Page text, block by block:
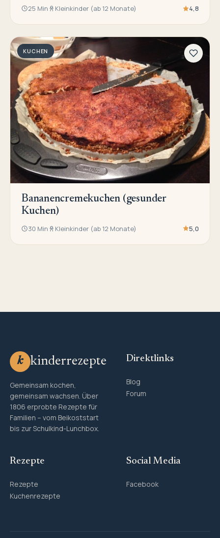
25 Min Kleinkinder (ab 12 Monate) 4,8
KUCHEN
Bananencremekuchen (gesunder
Kuchen)
30 Min Kleinkinder (ab 12 Monate) 5,0
k kinderrezepte
Gemeinsam kochen,
gemeinsam wachsen. Über
1806 erprobte Rezepte für
Familien – vom Beikoststart
bis zur Schulkind-Lunchbox.
Direktlinks
Blog
Forum
Rezepte
Rezepte
Kuchenrezepte
Social Media
Facebook